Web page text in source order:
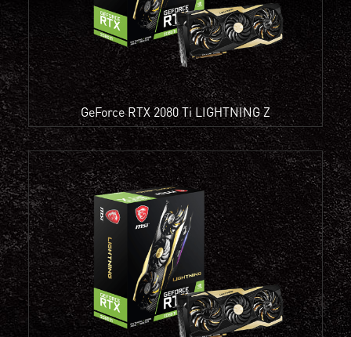
GeForce RTX 2080 Ti LIGHTNING Z